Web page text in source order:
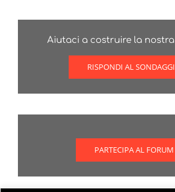
Aiutaci a costruire la
RISPONDI AL
PARTECIPA AL FORUM